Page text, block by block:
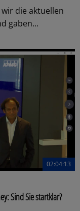
die aktuellen
gaben...
02:04:13
Sind Sie startklar?